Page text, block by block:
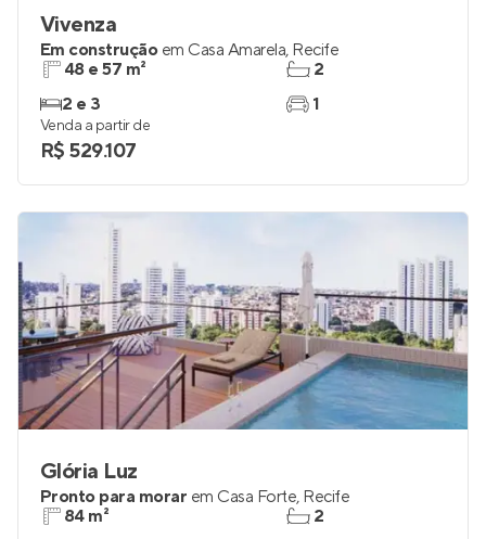
Vivenza
Em construção em Casa Amarela, Recife
48 e 57 m²
2 e 3
2
1
Venda a partir de
R$ 529.107
Glória Luz
Pronto para morar em Casa Forte, Recife
84 m²
2